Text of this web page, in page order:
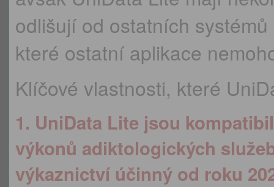
odlišují od ostatních
které ostatní aplikace
Klíčové vlastnosti, které
1. UniData Lite jsou
výkonů adiktologických
výkaznictví účinný od roku